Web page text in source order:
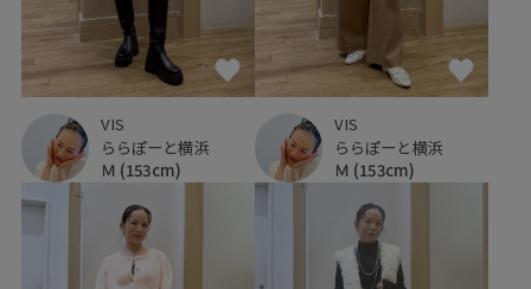
VIS
ららぽーと横浜
Ｍ (153cm)
VIS
ららぽーと横浜
Ｍ (153cm)